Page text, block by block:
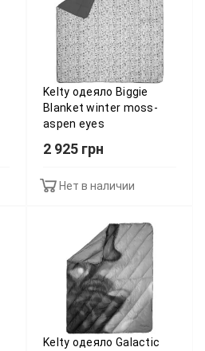
Kelty одеяло Biggie
Blanket winter moss-
aspen eyes
2 925 грн
Нет в наличии
Kelty одеяло Galactic